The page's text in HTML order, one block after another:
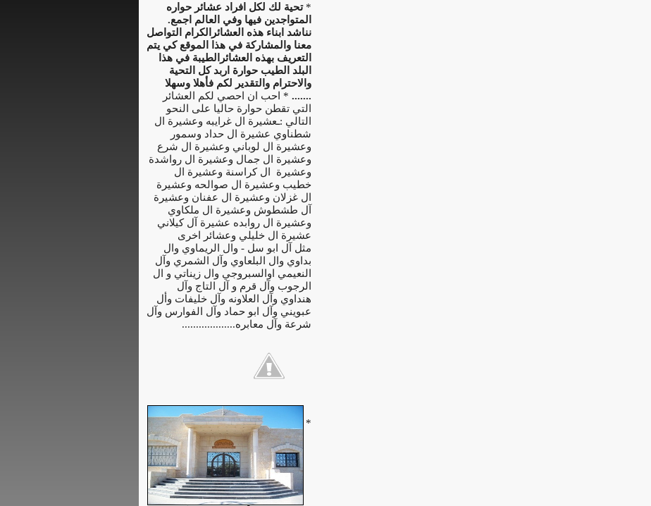
*تحية لك لكل افراد عشائر حواره
المتواجدين فيها وفي العالم اجمع.
نناشد ابناء هذه العشائرالكرام التواصل
معنا والمشاركة في هذا الموقع كي يتم
التعريف بهذه العشائرالطيبة في هذا
البلد الطيب حوارة اربد كل التحية
والاحترام والتقدير لكم فأهلا وسهلا
....... * احب ان احصي لكم العشائر
التي تقطن حوارة حاليا على النحو
التالي :ـعشيرة ال غرايبه وعشيرة ال
شطناوي عشيرة ال حداد وسمور
وعشيرة ال لوباني وعشيرة ال شرع
وعشيرة ال جمال وعشيرة ال رواشدة
وعشيرة ال كراسنة وعشيرة ال
خطيب وعشيرة ال صوالحه وعشيرة
ال غزلان وعشيرة ال عفنان وعشيرة
آل طشطوش وعشيرة ال ملكاوي
وعشيرة ال روابده عشيرة آل كيلاني
عشيرة ال خليلي وعشائر اخرى
مثل آل ابو سل - وال الريماوي وال
بداوي وال البلعاوي وآل الشمري وآل
النعيمي اوالسبروجي وال زيناتي و ال
الرجوب وآل قرم و آل التاج وآل
هنداوي وآل العلاونه وآل خليفات وأل
عبويني وآل ابو حماد وآل الفوارس وآل
شرعة وآل معابره...................
*